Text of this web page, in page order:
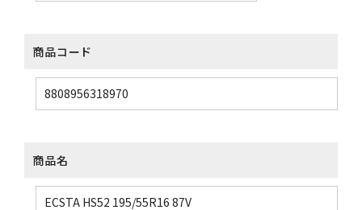
商品コード
商品名